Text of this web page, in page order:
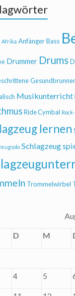
Afrika AnfängerBass
Drummer Drums
Musikunterricht
Ride Cymbal
lernen
Schlagzeug
Trommelwirbel
D M
4 5